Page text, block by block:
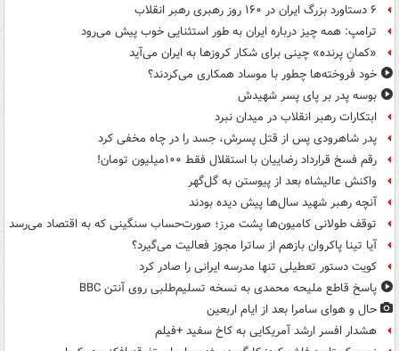
۶ دستاورد بزرگ ایران در ۱۶۰ روز رهبری رهبر انقلاب
ترامپ: همه چیز درباره ایران به طور استثنایی خوب پیش می‌رود
«کمانِ پرنده» چینی برای شکار کروزها به ایران می‌آید
خود فروخته‌ها چطور با موساد همکاری می‌کردند؟
بوسه‌ پدر بر پای پسر شهیدش
ابتکارات رهبر انقلاب در میدان نبرد
پدر شاهرودی پس از قتل پسرش، جسد را در چاه مخفی کرد
رقم فسخ قرارداد رضاییان با استقلال فقط ۱۰۰میلیون تومان!
واکنش عالیشاه بعد از پیوستن به گل‌گهر
آنچه رهبر شهید سال‌ها پیش دیده بودند
توقف طولانی کامیون‌ها پشت مرز؛ صورت‌حساب سنگینی که به اقتصاد می‌رسد
آیا تینا پاکروان بازهم از ساترا مجوز فعالیت می‌گیرد؟
کویت دستور تعطیلی تنها مدرسه ایرانی را صادر کرد
پاسخ قاطع ملیحه محمدی به نسخه تسلیم‌طلبی روی آنتن BBC
حال و هوای سامرا بعد از ایام اربعین
هشدار افسر ارشد آمریکایی به کاخ سفید +فیلم